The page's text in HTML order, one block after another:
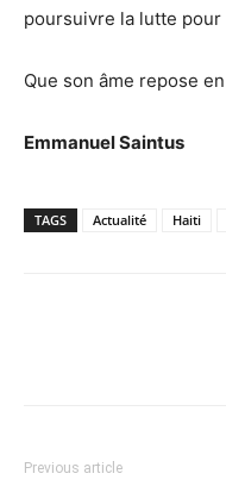
poursuivre la lutte pour
Que son âme repose
Emmanuel Saintus
TAGS Actualité Haiti
Previous article